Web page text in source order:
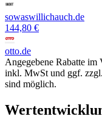
sowaswillichauch.de
144,80 €
otto.de
Angegebene Rabatte
inkl. MwSt und ggf.
sind möglich.